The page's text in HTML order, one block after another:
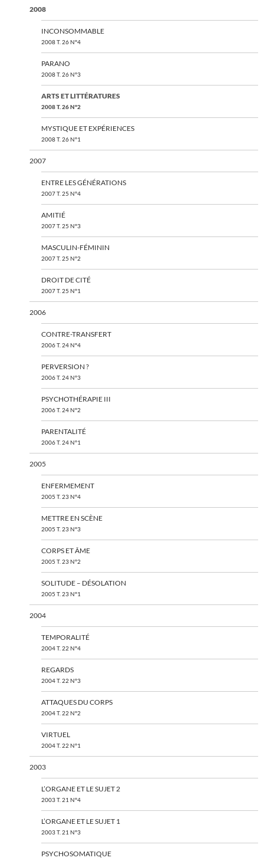
2008
INCONSOMMABLE
2008 T. 26 N°4
PARANO
2008 T. 26 N°3
ARTS ET LITTÉRATURES
2008 T. 26 N°2
MYSTIQUE ET EXPÉRIENCES
2008 T. 26 N°1
2007
ENTRE LES GÉNÉRATIONS
2007 T. 25 N°4
AMITIÉ
2007 T. 25 N°3
MASCULIN-FÉMININ
2007 T. 25 N°2
DROIT DE CITÉ
2007 T. 25 N°1
2006
CONTRE-TRANSFERT
2006 T. 24 N°4
PERVERSION ?
2006 T. 24 N°3
PSYCHOTHÉRAPIE III
2006 T. 24 N°2
PARENTALITÉ
2006 T. 24 N°1
2005
ENFERMEMENT
2005 T. 23 N°4
METTRE EN SCÈNE
2005 T. 23 N°3
CORPS ET ÂME
2005 T. 23 N°2
SOLITUDE – DÉSOLATION
2005 T. 23 N°1
2004
TEMPORALITÉ
2004 T. 22 N°4
REGARDS
2004 T. 22 N°3
ATTAQUES DU CORPS
2004 T. 22 N°2
VIRTUEL
2004 T. 22 N°1
2003
L’ORGANE ET LE SUJET 2
2003 T. 21 N°4
L’ORGANE ET LE SUJET 1
2003 T. 21 N°3
PSYCHOSOMATIQUE